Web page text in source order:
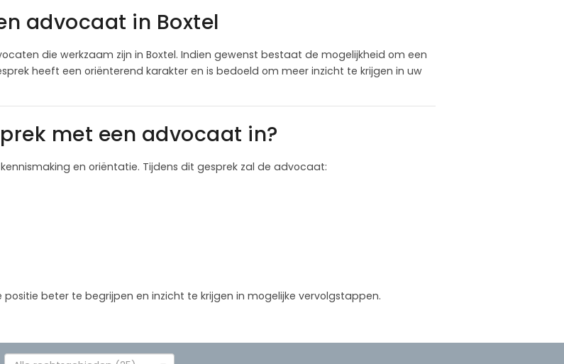
advocaat in Boxtel
die werkzaam zijn in Boxtel. Indien gewenst bestaat de mogelijkheid om een
heeft een oriënterend karakter en is bedoeld om meer inzicht te krijgen in uw
met een advocaat in?
en oriëntatie. Tijdens dit gesprek zal de advocaat:
beter te begrijpen en inzicht te krijgen in mogelijke vervolgstappen.